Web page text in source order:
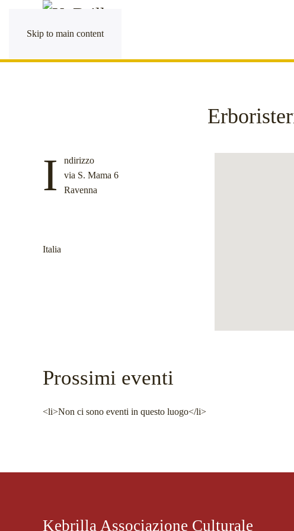
Skip to main content
I
ndirizzo
via S. Mama 6
Ravenna
Italia
Prossimi eventi
<li>Non ci sono eventi in questo luogo</li>
Kebrilla Associazione Culturale